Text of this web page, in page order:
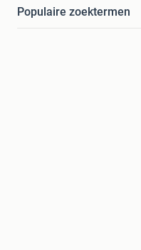
Populaire zoektermen